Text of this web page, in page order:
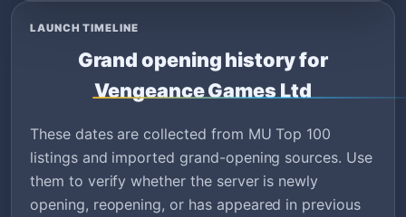
LAUNCH TIMELINE
Grand opening history for
Vengeance Games Ltd
These dates are collected from MU Top 100
listings and imported grand-opening sources. Use
them to verify whether the server is newly
opening, reopening, or has appeared in previous